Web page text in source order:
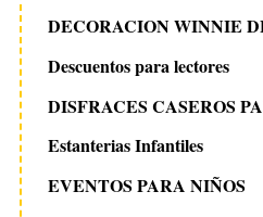
DECORACION WINNIE
Descuentos para lectores
DISFRACES CASEROS
Estanterias Infantiles
EVENTOS PARA NIÑOS